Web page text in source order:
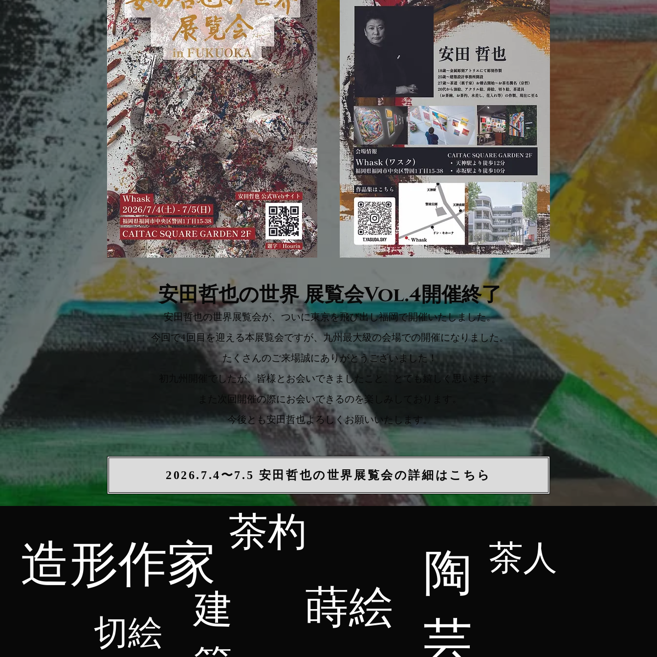
安田哲也の世界 展覧会Vol.4開催終了
安田哲也の世界展覧会が、ついに東京を飛び出し福岡で開催いたしました。
今回で4回目を迎える本展覧会ですが、九州最大級の会場での開催になりました。
たくさんのご来場誠にありがとうございました！
初九州開催でしたが、皆様とお会いできましたこと、とても嬉しく思います。
また次回開催の際にお会いできるのを楽しみしております。
今後とも安田哲也よろしくお願いいたします。
2026.7.4〜7.5 安田哲也の世界展覧会の詳細はこちら
​​造形作家
​切絵 ​蒔絵
​陶
芸
​茶人
​建
​茶杓